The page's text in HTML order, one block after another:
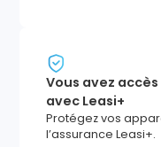
Vous avez
avec Leasi+
Protégez vos
l’assurance Leasi+.